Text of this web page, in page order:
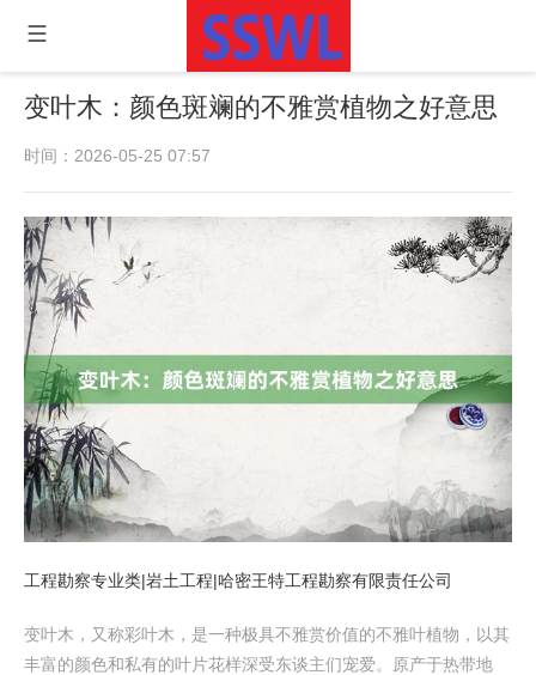
变叶木：颜色斑斓的不雅赏植物之好意思
时间：2026-05-25 07:57
工程勘察专业类|岩土工程|哈密王特工程勘察有限责任公司
变叶木，又称彩叶木，是一种极具不雅赏价值的不雅叶植物，以其
丰富的颜色和私有的叶片花样深受东谈主们宠爱。原产于热带地